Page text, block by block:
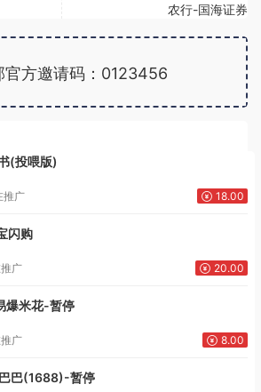
农行-国海证券
官方邀请码：0123456
(投喂版)
推广 18.00
闪购
广 20.00
爆米花-暂停
广 8.00
巴(1688)-暂停